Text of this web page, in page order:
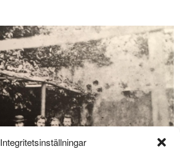
Integritetsinställningar